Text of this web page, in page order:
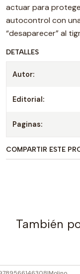
actuar para
autocontrol con
“desaparecer” al
DETALLES
Autor:
Editorial:
Paginas:
COMPARTIR ESTE
También